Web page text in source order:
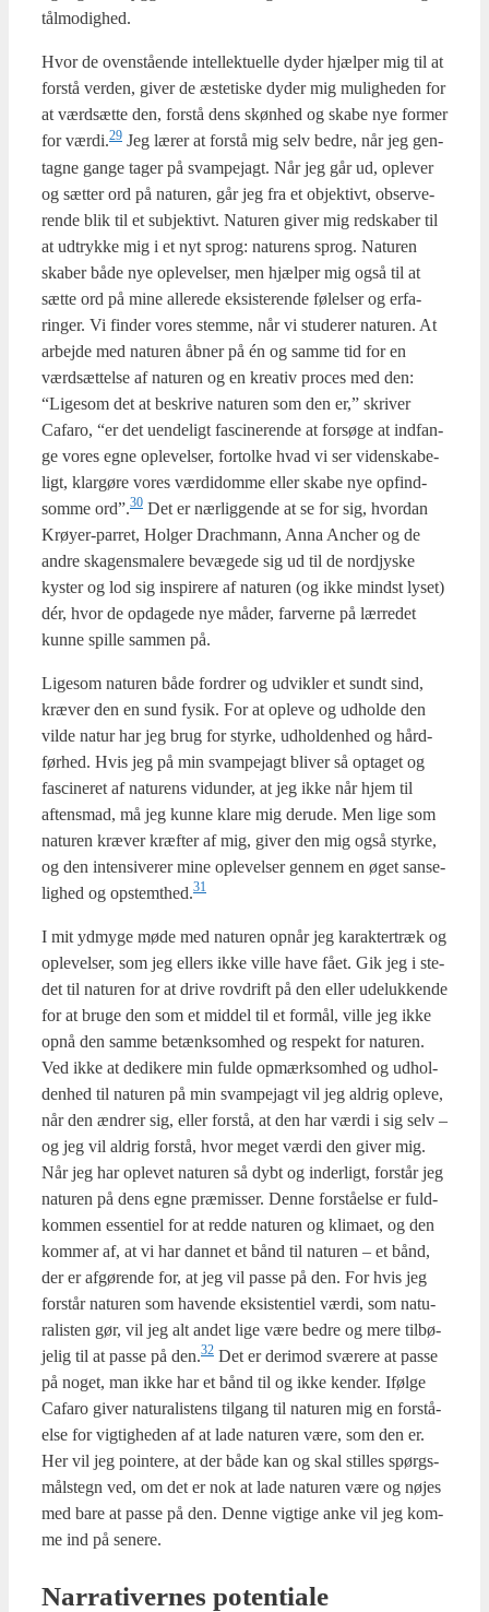
tål­mo­dig­hed.
Hvor de oven­stå­en­de intel­lek­tu­el­le dyder hjæl­per mig til at
for­stå ver­den, giver de æste­ti­ske dyder mig mulig­he­den for
at værds­æt­te den, for­stå dens skøn­hed og ska­be nye for­mer
for værdi.29 Jeg lærer at for­stå mig selv bed­re, når jeg gen­
tag­ne gan­ge tager på svam­pej­agt. Når jeg går ud, ople­ver
og sæt­ter ord på natu­ren, går jeg fra et objek­tivt, obser­ve­
ren­de blik til et sub­jek­tivt. Natu­ren giver mig red­ska­ber til
at udtryk­ke mig i et nyt sprog: natu­rens sprog. Natu­ren
ska­ber både nye ople­vel­ser, men hjæl­per mig også til at
sæt­te ord på mine alle­re­de eksi­ste­ren­de følel­ser og erfa­
ring­er. Vi fin­der vores stem­me, når vi stu­de­rer natu­ren. At
arbej­de med natu­ren åbner på én og sam­me tid for en
værds­æt­tel­se af natu­ren og en kre­a­tiv pro­ces med den:
“Lige­som det at beskri­ve natu­ren som den er,” skri­ver
Cafa­ro, “er det uen­de­ligt fasci­ne­ren­de at for­sø­ge at ind­fan­
ge vores egne ople­vel­ser, for­tol­ke hvad vi ser viden­ska­be­
ligt, klar­gø­re vores vær­di­dom­me eller ska­be nye opfind­
som­me ord”.30 Det er nær­lig­gen­de at se for sig, hvor­dan
Krøy­er-par­ret, Hol­ger Dra­ch­mann, Anna Ancher og de
andre ska­gens­ma­le­re bevæ­ge­de sig ud til de nord­jy­ske
kyster og lod sig inspi­re­re af natu­ren (og ikke mindst lyset)
dér, hvor de opda­ge­de nye måder, far­ver­ne på lær­re­det
kun­ne spil­le sam­men på.
Lige­som natu­ren både for­drer og udvik­ler et sundt sind,
kræ­ver den en sund fysik. For at ople­ve og udhol­de den
vil­de natur har jeg brug for styr­ke, udhol­den­hed og hård­
før­hed. Hvis jeg på min svam­pej­agt bli­ver så opta­get og
fasci­ne­ret af natu­rens vidun­der, at jeg ikke når hjem til
aftens­mad, må jeg kun­ne kla­re mig der­u­de. Men lige som
natu­ren kræ­ver kræf­ter af mig, giver den mig også styr­ke,
og den inten­si­ve­rer mine ople­vel­ser gen­nem en øget san­se­
lig­hed og opstemthed.31
I mit ydmy­ge møde med natu­ren opnår jeg karak­ter­træk og
ople­vel­ser, som jeg ellers ikke vil­le have fået. Gik jeg i ste­
det til natu­ren for at dri­ve rov­drift på den eller ude­luk­ken­de
for at bru­ge den som et mid­del til et for­mål, vil­le jeg ikke
opnå den sam­me betænksom­hed og respekt for natu­ren.
Ved ikke at dedi­ke­re min ful­de opmærk­som­hed og udhol­
den­hed til natu­ren på min svam­pej­agt vil jeg aldrig ople­ve,
når den ændrer sig, eller for­stå, at den har vær­di i sig selv –
og jeg vil aldrig for­stå, hvor meget vær­di den giver mig.
Når jeg har ople­vet natu­ren så dybt og inder­ligt, for­står jeg
natu­ren på dens egne præ­mis­ser. Den­ne for­stå­el­se er fuld­
kom­men essen­ti­el for at red­de natu­ren og kli­ma­et, og den
kom­mer af, at vi har dan­net et bånd til natu­ren – et bånd,
der er afgø­ren­de for, at jeg vil pas­se på den. For hvis jeg
for­står natu­ren som haven­de eksi­sten­ti­el vær­di, som natu­
ra­li­sten gør, vil jeg alt andet lige være bed­re og mere til­bø­
je­lig til at pas­se på den.32 Det er der­i­mod svæ­re­re at pas­se
på noget, man ikke har et bånd til og ikke ken­der. Iføl­ge
Cafa­ro giver natu­ra­li­stens til­gang til natu­ren mig en for­stå­
el­se for vig­tig­he­den af at lade natu­ren være, som den er.
Her vil jeg poin­te­re, at der både kan og skal stil­les spørgs­
måls­tegn ved, om det er nok at lade natu­ren være og nøjes
med bare at pas­se på den. Den­ne vig­ti­ge anke vil jeg kom­
me ind på sene­re.
Nar­ra­ti­ver­nes poten­ti­a­le